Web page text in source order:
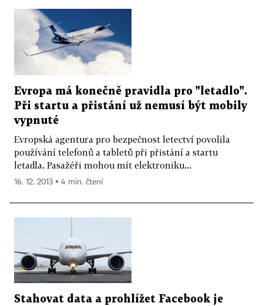
Evropa má konečně pravidla pro "letadlo".
Při startu a přistání už nemusí být mobily
vypnuté
Evropská agentura pro bezpečnost letectví povolila
používání telefonů a tabletů při přistání a startu
letadla. Pasažéři mohou mít elektroniku...
16. 12. 2013 ▪ 4 min. čtení
Stahovat data a prohlížet Facebook je